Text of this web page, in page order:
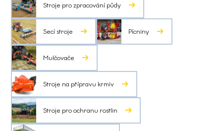
Stroje pro zpracování půdy
Secí stroje Pícniny
Mulčovače
Stroje na přípravu krmiv
Stroje pro ochranu rostlin